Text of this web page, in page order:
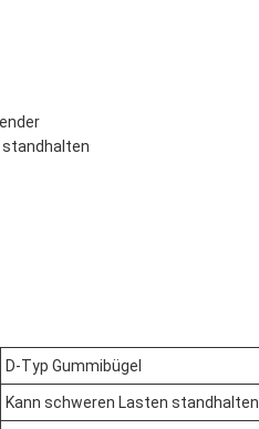
standhalten
D-Typ Gummibügel
Kann schweren Lasten standhalten